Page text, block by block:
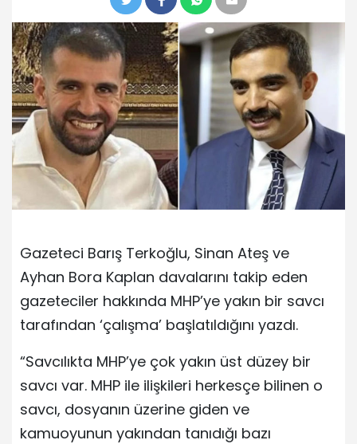
Gazeteci Barış Terkoğlu, Sinan Ateş ve
Ayhan Bora Kaplan davalarını takip eden
gazeteciler hakkında MHP’ye yakın bir savcı
tarafından ‘çalışma’ başlatıldığını yazdı.
“Savcılıkta MHP’ye çok yakın üst düzey bir
savcı var. MHP ile ilişkileri herkesçe bilinen o
savcı, dosyanın üzerine giden ve
kamuoyunun yakından tanıdığı bazı